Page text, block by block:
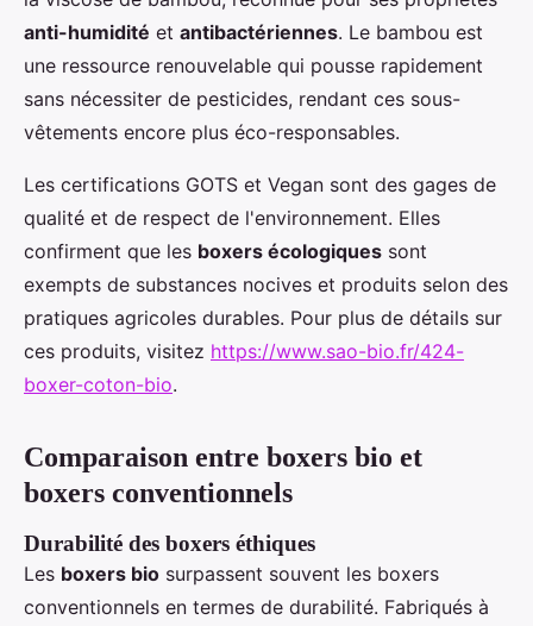
anti-humidité et antibactériennes. Le bambou est
une ressource renouvelable qui pousse rapidement
sans nécessiter de pesticides, rendant ces sous-
vêtements encore plus éco-responsables.
Les certifications GOTS et Vegan sont des gages de
qualité et de respect de l'environnement. Elles
confirment que les boxers écologiques sont
exempts de substances nocives et produits selon des
pratiques agricoles durables. Pour plus de détails sur
ces produits, visitez https://www.sao-bio.fr/424-
boxer-coton-bio.
Comparaison entre boxers bio et
boxers conventionnels
Durabilité des boxers éthiques
Les boxers bio surpassent souvent les boxers
conventionnels en termes de durabilité. Fabriqués à